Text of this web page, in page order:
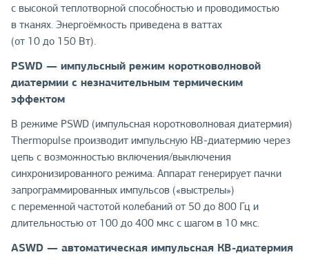
с высокой теплотворной способностью и проводимостью
в тканях. Энергоёмкость приведена в ваттах
(от 10 до 150 Вт).
PSWD — импульсный режим коротковолновой
диатермии с незначительным термическим
эффектом
В режиме PSWD (импульсная коротковолновая диатермия)
Thermopulse производит импульсную КВ-диатермию через
цепь с возможностью включения/выключения
синхронизированного режима. Аппарат генерирует пачки
запрограммированных импульсов («выстрелы»)
с переменной частотой колебаний от 50 до 800 Гц и
длительностью от 100 до 400 мкс с шагом в 10 мкс.
ASWD — автоматическая импульсная КВ-диатермия